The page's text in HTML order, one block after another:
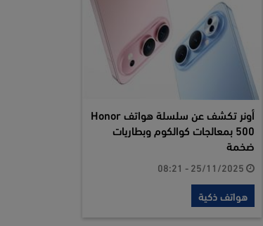
أونر تكشف عن سلسلة هواتف Honor
500 بمعالجات كوالكوم وبطاريات
ضخمة
هواتف ذكية